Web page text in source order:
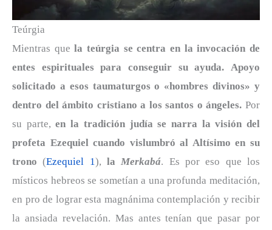
Teúrgia
Mientras quela teúrgia se centra en la invocación de
entes espirituales para conseguir su ayuda.
Apoyo
solicitado a esos taumaturgos o «hombres divinos» y
dentro del ámbito cristiano a los santos o ángeles. Por
su parte,en la tradición judía se narra la visión del
profeta Ezequiel cuando vislumbró al Altísimo en su
trono (Ezequiel 1),la Merkabá. Es por eso que los
místicos hebreos se sometían a una profunda meditación,
en pro de lograr esta magnánima contemplación y recibir
la ansiada revelación. Mas antes tenían que pasar por